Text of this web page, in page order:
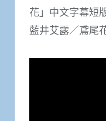
花」中文字幕短
藍井艾露／鳶尾